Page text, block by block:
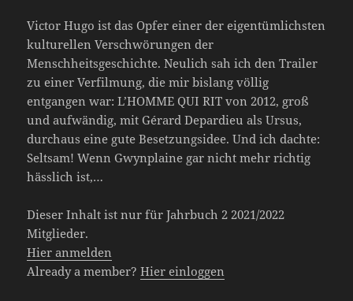
Victor Hugo ist das Opfer einer der eigentümlichsten
kulturellen Verschwörungen der
Menschheitsgeschichte. Neulich sah ich den Trailer
zu einer Verfilmung, die mir bislang völlig
entgangen war: L’HOMME QUI RIT von 2012, groß
und aufwändig, mit Gérard Depardieu als Ursus,
durchaus eine gute Besetzungsidee. Und ich dachte:
Seltsam! Wenn Gwynplaine gar nicht mehr richtig
hässlich ist,…
Dieser Inhalt ist nur für Jahrbuch 2 2021/2022
Mitglieder.
Hier anmelden
Already a member?Hier einloggen